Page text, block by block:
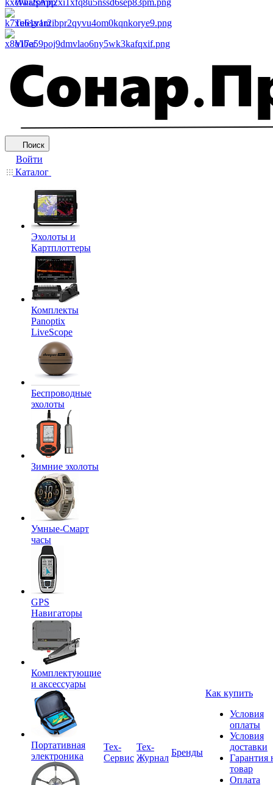
WhatsApp
Telegram
Viber
Поиск
Войти
Каталог
Эхолоты и
Картплоттеры
Комплекты
Panoptix
LiveScope
Беспроводные
эхолоты
Зимние эхолоты
Умные-Смарт
часы
GPS
Навигаторы
Комплектующие
и аксессуары
Портативная
электроника
Tex-
Сервис
Тех-
Журнал
Бренды
Как купить
Условия
оплаты
Условия
доставки
Гарантия
товар
Оплата